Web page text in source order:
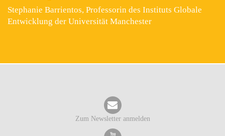
Stephanie Barrientos, Professorin des Instituts Globale
Entwicklung der Universität Manchester
Zum Newsletter anmelden